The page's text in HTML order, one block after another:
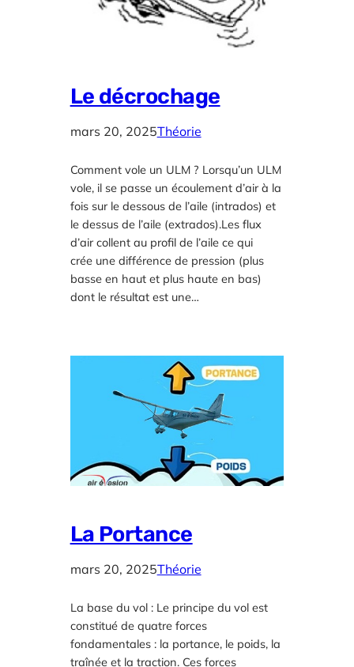
Le décrochage
mars 20, 2025Théorie
Comment vole un ULM ? Lorsqu’un ULM
vole, il se passe un écoulement d’air à la
fois sur le dessous de l’aile (intrados) et
le dessus de l’aile (extrados).Les flux
d’air collent au profil de l’aile ce qui
crée une différence de pression (plus
basse en haut et plus haute en bas)
dont le résultat est une…
La Portance
mars 20, 2025Théorie
La base du vol : Le principe du vol est
constitué de quatre forces
fondamentales : la portance, le poids, la
traînée et la traction. Ces forces